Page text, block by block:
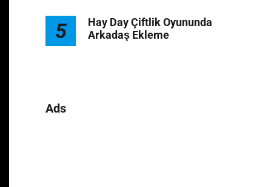
5
Hay Day Çiftlik Oyununda
Arkadaş Ekleme
Ads